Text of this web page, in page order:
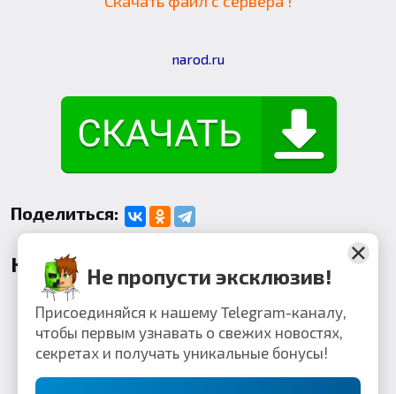
narod.ru
Поделиться:
Комментарии
Не пропусти эксклюзив!
Присоединяйся к нашему Telegram-каналу,
чтобы первым узнавать о свежих новостях,
секретах и получать уникальные бонусы!